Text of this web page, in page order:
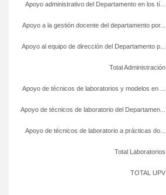
TOTAL UPV
Total Laboratorios
Apoyo de técnicos de laboratorio a prácticas do...
Apoyo de técnicos de laboratorio del Departamen...
Apoyo de técnicos de laboratorios y modelos en ...
Total Administración
Apoyo al equipo de dirección del Departamento p...
Apoyo a la gestión docente del departamento por...
Apoyo administrativo del Departamento en los tí...